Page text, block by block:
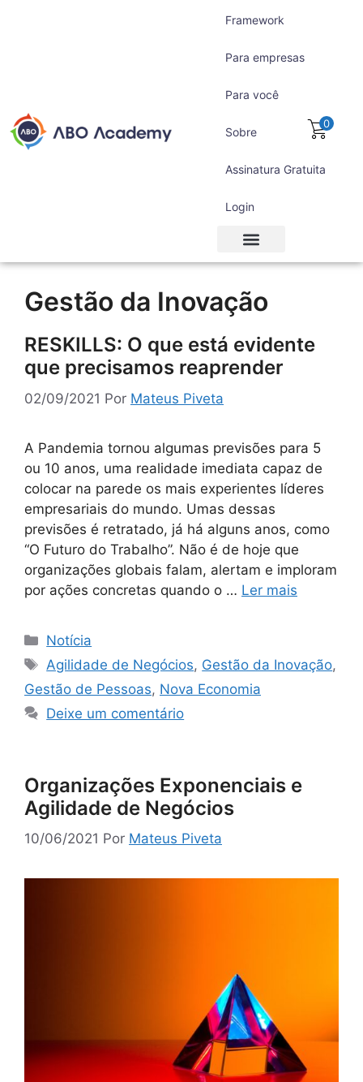
Framework
Para empresas
Para você
Sobre
Assinatura Gratuita
Login
0
Gestão da Inovação
RESKILLS: O que está evidente
que precisamos reaprender
02/09/2021 Por Mateus Piveta
A Pandemia tornou algumas previsões para 5
ou 10 anos, uma realidade imediata capaz de
colocar na parede os mais experientes líderes
empresariais do mundo. Umas dessas
previsões é retratado, já há alguns anos, como
“O Futuro do Trabalho”. Não é de hoje que
organizações globais falam, alertam e imploram
por ações concretas quando o … Ler mais
Notícia
Agilidade de Negócios, Gestão da Inovação,
Gestão de Pessoas, Nova Economia
Deixe um comentário
Organizações Exponenciais e
Agilidade de Negócios
10/06/2021 Por Mateus Piveta